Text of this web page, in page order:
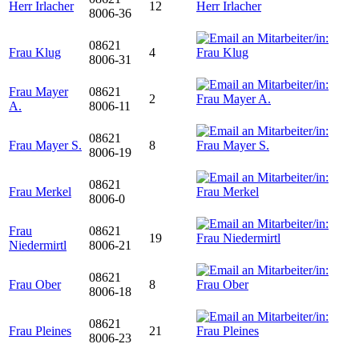
Herr Irlacher
8006-36
12
Frau Klug
08621
8006-31
4
Frau Mayer
A.
08621
8006-11
2
Frau Mayer S.
08621
8006-19
8
Frau Merkel
08621
8006-0
Frau
Niedermirtl
08621
8006-21
19
Frau Ober
08621
8006-18
8
Frau Pleines
08621
8006-23
21